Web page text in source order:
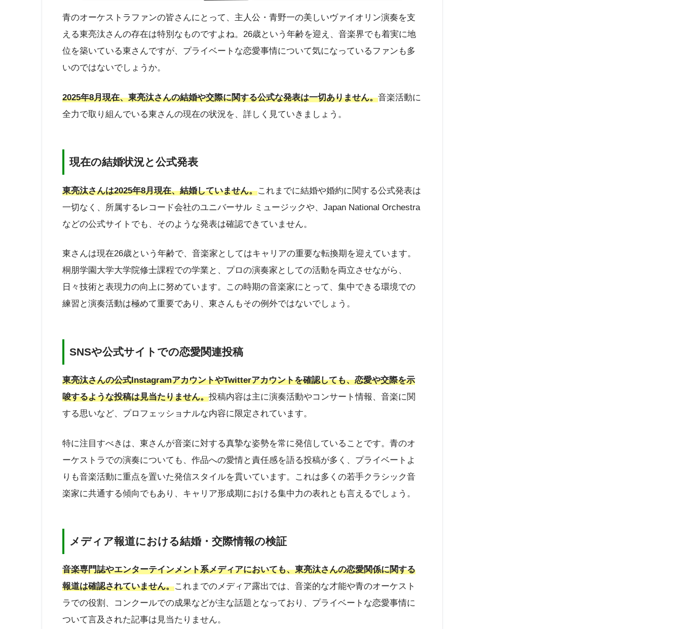
青のオーケストラファンの皆さんにとって、主人公・青野一の美しいヴァイオリン演奏を支
える東亮汰さんの存在は特別なものですよね。26歳という年齢を迎え、音楽界でも着実に地
位を築いている東さんですが、プライベートな恋愛事情について気になっているファンも多
いのではないでしょうか。
2025年8月現在、東亮汰さんの結婚や交際に関する公式な発表は一切ありません。音楽活動に
全力で取り組んでいる東さんの現在の状況を、詳しく見ていきましょう。
現在の結婚状況と公式発表
東亮汰さんは2025年8月現在、結婚していません。これまでに結婚や婚約に関する公式発表は
一切なく、所属するレコード会社のユニバーサル ミュージックや、Japan National Orchestra
などの公式サイトでも、そのような発表は確認できていません。
東さんは現在26歳という年齢で、音楽家としてはキャリアの重要な転換期を迎えています。
桐朋学園大学大学院修士課程での学業と、プロの演奏家としての活動を両立させながら、
日々技術と表現力の向上に努めています。この時期の音楽家にとって、集中できる環境での
練習と演奏活動は極めて重要であり、東さんもその例外ではないでしょう。
SNSや公式サイトでの恋愛関連投稿
東亮汰さんの公式InstagramアカウントやTwitterアカウントを確認しても、恋愛や交際を示
唆するような投稿は見当たりません。投稿内容は主に演奏活動やコンサート情報、音楽に関
する思いなど、プロフェッショナルな内容に限定されています。
特に注目すべきは、東さんが音楽に対する真摯な姿勢を常に発信していることです。青のオ
ーケストラでの演奏についても、作品への愛情と責任感を語る投稿が多く、プライベートよ
りも音楽活動に重点を置いた発信スタイルを貫いています。これは多くの若手クラシック音
楽家に共通する傾向でもあり、キャリア形成期における集中力の表れとも言えるでしょう。
メディア報道における結婚・交際情報の検証
音楽専門誌やエンターテインメント系メディアにおいても、東亮汰さんの恋愛関係に関する
報道は確認されていません。これまでのメディア露出では、音楽的な才能や青のオーケスト
ラでの役割、コンクールでの成果などが主な話題となっており、プライベートな恋愛事情に
ついて言及された記事は見当たりません。